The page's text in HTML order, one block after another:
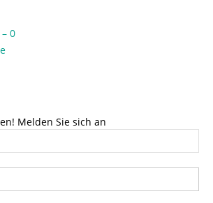
0
Melden Sie sich an